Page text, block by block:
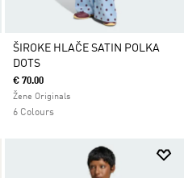
ŠIROKE HLAČE SATIN POLKA
DOTS
€ 70.00
Žene Originals
6 Colours